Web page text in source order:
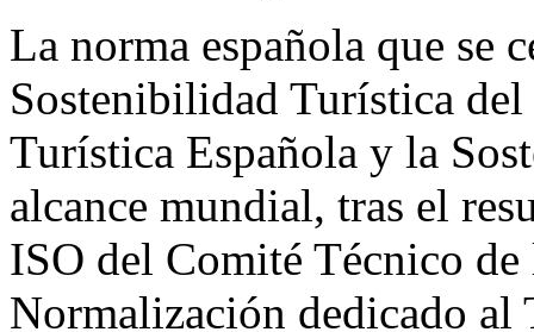
La norma española que se
Sostenibilidad Turística
Turística Española y la
alcance mundial, tras el
ISO del Comité Técnico
Normalización dedicado al